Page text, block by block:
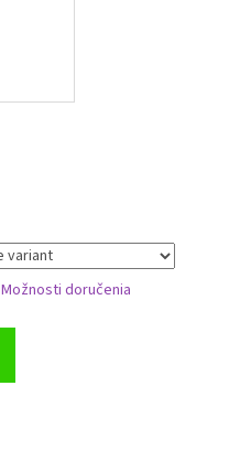
Možnosti doručenia